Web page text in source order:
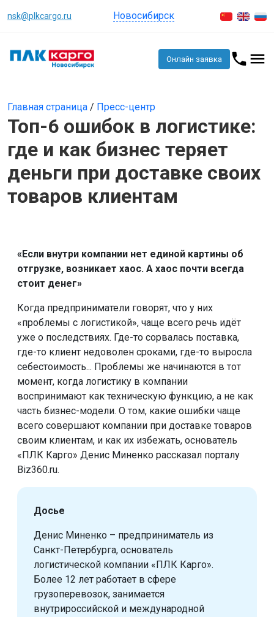
nsk@plkcargo.ru Новосибирск
Онлайн заявка
Главная страница / Пресс-центр
Топ-6 ошибок в логистике:
где и как бизнес теряет
деньги при доставке своих
товаров клиентам
«Если внутри компании нет единой картины об
отгрузке, возникает хаос. А хаос почти всегда
стоит денег»
Когда предприниматели говорят, что у них
«проблемы с логистикой», чаще всего речь идёт
уже о последствиях. Где-то сорвалась поставка,
где-то клиент недоволен сроками, где-то выросла
себестоимость... Проблемы же начинаются в тот
момент, когда логистику в компании
воспринимают как техническую функцию, а не как
часть бизнес-модели. О том, какие ошибки чаще
всего совершают компании при доставке товаров
своим клиентам, и как их избежать, основатель
«ПЛК Карго» Денис Миненко рассказал порталу
Biz360.ru.
Досье
Денис Миненко – предприниматель из
Санкт-Петербурга, основатель
логистической компании «ПЛК Карго».
Более 12 лет работает в сфере
грузоперевозок, занимается
внутрироссийской и международной